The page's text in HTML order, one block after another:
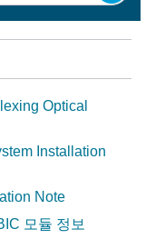
Optical
Installation
Note
모듈 정보